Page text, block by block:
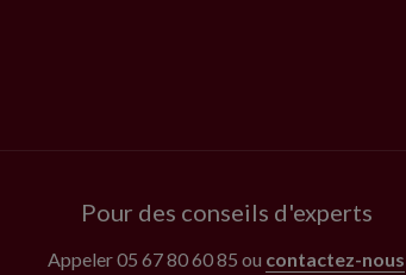
Pour des conseils d'experts
Appeler05 67 80 60 85 ou contactez-nous